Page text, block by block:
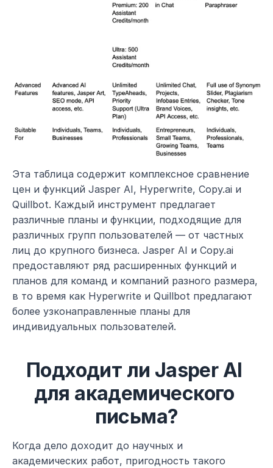
Эта таблица содержит комплексное сравнение
цен и функций Jasper AI, Hyperwrite, Copy.ai и
Quillbot. Каждый инструмент предлагает
различные планы и функции, подходящие для
различных групп пользователей — от частных
лиц до крупного бизнеса. Jasper AI и Copy.ai
предоставляют ряд расширенных функций и
планов для команд и компаний разного размера,
в то время как Hyperwrite и Quillbot предлагают
более узконаправленные планы для
индивидуальных пользователей.
Подходит ли Jasper AI
для академического
письма?
Когда дело доходит до научных и
академических работ, пригодность такого